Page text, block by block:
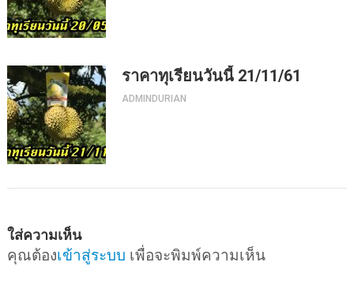
ราคาทุเรียนวันนี้ 21/11/61
ADMINDURIAN
ใส่ความเห็น
คุณต้องเข้าสู่ระบบ เพื่อจะพิมพ์ความเห็น